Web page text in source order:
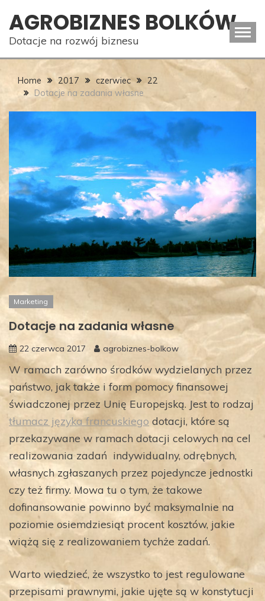
content
AGROBIZNES BOLKÓW
Dotacje na rozwój biznesu
Home 2017 czerwiec
22
Dotacje na zadania własne
Marketing
Dotacje na zadania własne
22 czerwca 2017 agrobiznes-bolkow
W ramach zarówno środków wydzielanych przez
państwo, jak także i form pomocy finansowej
świadczonej przez Unię Europejską. Jest to rodzaj
tłumacz języka francuskiego dotacji, które są
przekazywane w ramach dotacji celowych na cel
realizowania zadań indywidualny, odrębnych,
własnych zgłaszanych przez pojedyncze jednostki
czy też firmy. Mowa tu o tym, że takowe
dofinansowanie powinno być maksymalnie na
poziomie osiemdziesiąt procent kosztów, jakie
wiążą się z realizowaniem tychże zadań.
Warto wiedzieć, że wszystko to jest regulowane
przepisami prawnymi, jakie ujęte są w konstytucji